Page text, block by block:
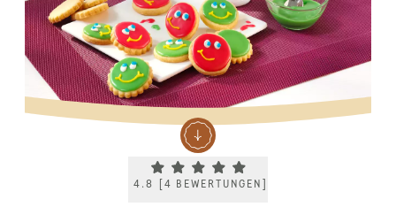
Current rating 4.8. Click to rate.
4.8 4 BEWERTUNGEN